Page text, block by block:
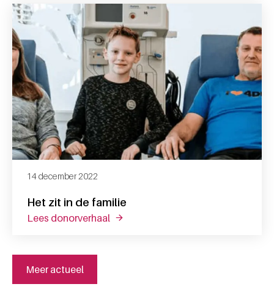
Het zit in de familie
14 december 2022
lees donorverhaal over het zit in de familie
Meer actueel